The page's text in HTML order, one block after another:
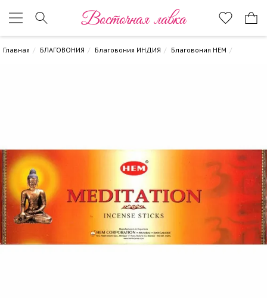
Восточная лавка
Главная БЛАГОВОНИЯ Благовония ИНДИЯ Благовония HEM